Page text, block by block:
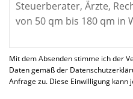
Mit dem Absenden stimme ich der
Daten gemäß der
Anfrage zu. Diese Einwilligung